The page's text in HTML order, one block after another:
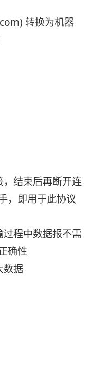
转换为机器
结束后再断开连
，即用于此协议
程中数据报不需
确性
数据